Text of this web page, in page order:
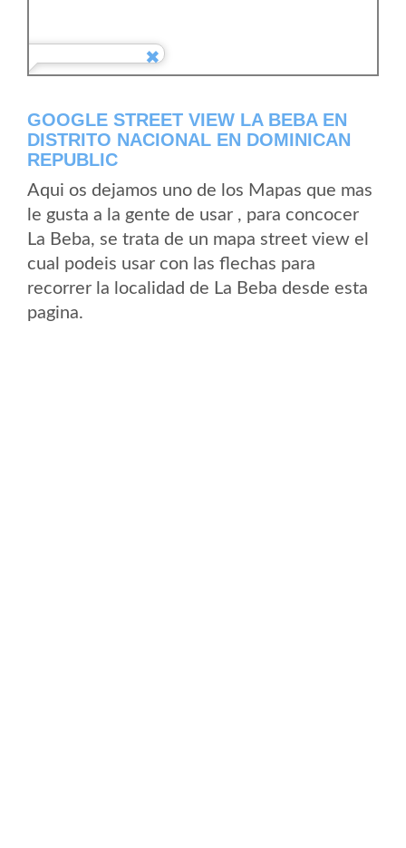
GOOGLE STREET VIEW LA BEBA EN
DISTRITO NACIONAL EN DOMINICAN
REPUBLIC
Aqui os dejamos uno de los Mapas que mas
le gusta a la gente de usar , para concocer
La Beba, se trata de un mapa street view el
cual podeis usar con las flechas para
recorrer la localidad de La Beba desde esta
pagina.